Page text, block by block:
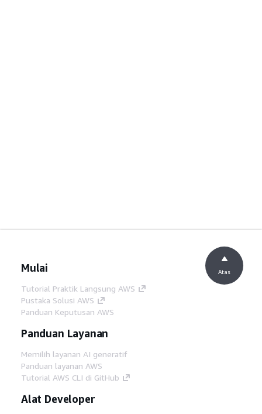
Mulai
Tutorial Praktik Langsung AWS
Pustaka Solusi AWS
Panduan Keputusan AWS
Panduan Layanan
Memilih layanan AI generatif
Panduan layanan AWS
Tutorial AWS CLI di GitHub
Alat Developer
Atas